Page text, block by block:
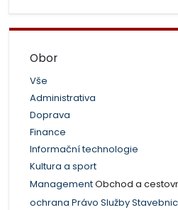
Obor
Vše
Administrativa
Doprava
Finance
Informační technologie
Kultura a sport
ManagementObchod a
ochrana Právo Služby